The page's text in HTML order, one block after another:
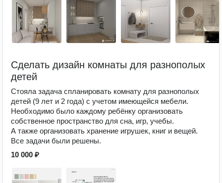
Сделать дизайн комнаты для разнополых
детей
Стояла задача спланировать комнату для разнополых
детей (9 лет и 2 года) с учетом имеющейся мебели.
Необходимо было каждому ребёнку организовать
собственное пространство для сна, игр, учебы.
А также организовать хранение игрушек, книг и вещей.
Все задачи были решены.
10 000 ₽